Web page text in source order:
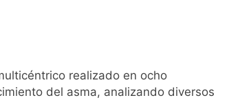
realizado en ocho
del asma, analizando diversos